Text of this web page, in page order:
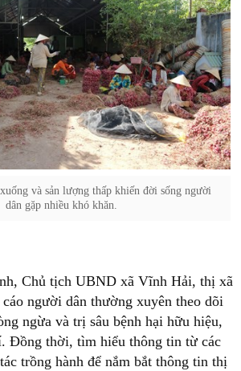
và sản lượng thấp khiến đời sống người
dân gặp nhiều khó khăn.
Chủ tịch UBND xã Vĩnh Hải, thị xã
người dân thường xuyên theo dõi
ngừa và trị sâu bệnh hại hữu hiệu,
Đồng thời, tìm hiểu thông tin từ các
trồng hành để nắm bắt thông tin thị